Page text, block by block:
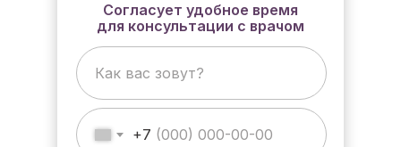
+7
Согласует удобное время
для консультации с врачом